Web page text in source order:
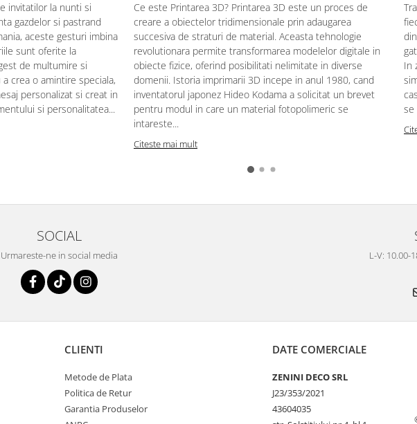
invitatilor la nunti si
gazdelor si pastrand
aceste gesturi imbina
sunt oferite la
de multumire si
crea o amintire speciala,
personalizat si creat in
si personalitatea...
Ce este Printarea 3D? Printarea 3D este un proces de
creare a obiectelor tridimensionale prin adaugarea
succesiva de straturi de material. Aceasta tehnologie
revolutionara permite transformarea modelelor digitale in
obiecte fizice, oferind posibilitati nelimitate in diverse
domenii. Istoria imprimarii 3D incepe in anul 1980, cand
inventatorul japonez Hideo Kodama a solicitat un brevet
pentru modul in care un material fotopolimeric se
intareste...
Citeste mai mult
In
se
SOCIAL
Urmareste-ne in social media L-V: 10.00-
CLIENTI
Metode de Plata
Politica de Retur
Garantia Produselor
DATE COMERCIALE
ZENINI DECO SRL
J23/353/2021
43604035